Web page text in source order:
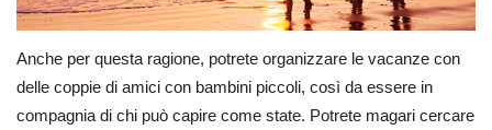
Anche per questa ragione, potrete organizzare le vacanze con
delle coppie di amici con bambini piccoli, così da essere in
compagnia di chi può capire come state. Potrete magari cercare